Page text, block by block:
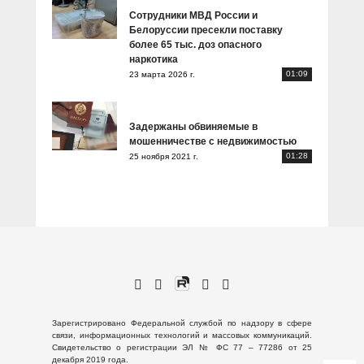
Сотрудники МВД России и
Белоруссии пресекли поставку
более 65 тыс. доз опасного
наркотика
23 марта 2026 г. 01:09
Задержаны обвиняемые в
мошенничестве с недвижимостью
25 ноября 2021 г. 01:28
Зарегистрировано Федеральной службой по надзору в сфере
связи, информационных технологий и массовых коммуникаций.
Свидетельство о регистрации ЭЛ № ФС 77 – 77286 от 25
декабря 2019 года.